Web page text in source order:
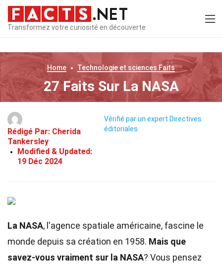
Transformez votre curiosité en découverte
Home Technologie et sciences Faits
27 Faits Sur La NASA
Rédigé Par: Cherida
Tankersley
Modified & Updated:
19 Déc 2024
Vérifié par un expert Directives
éditoriales
La NASA, l'agence spatiale américaine, fascine le
monde depuis sa création en 1958. Mais que
savez-vous vraiment sur la NASA? Vous pensez